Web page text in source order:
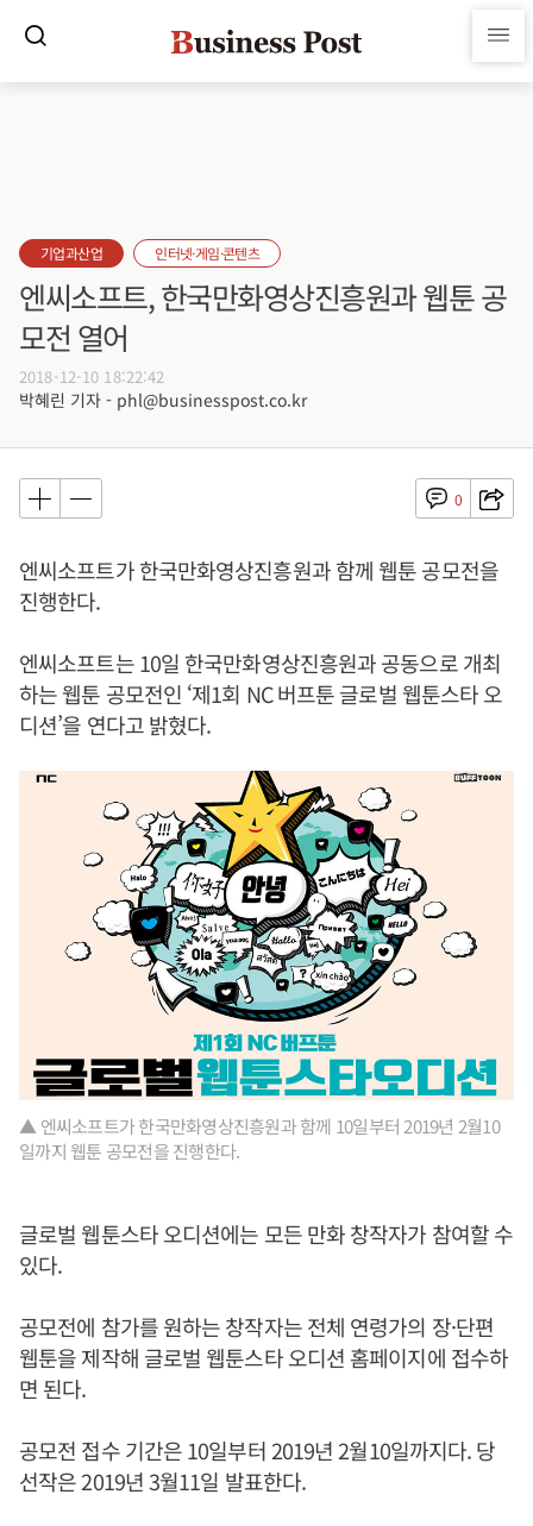
기업과산업 인터넷·게임·콘텐츠
엔씨소프트, 한국만화영상진흥원과 웹툰 공
모전 열어
2018-12-10 18:22:42
박혜린 기자 - phl@businesspost.co.kr
0
엔씨소프트가 한국만화영상진흥원과 함께 웹툰 공모전을
진행한다.
엔씨소프트는 10일 한국만화영상진흥원과 공동으로 개최
하는 웹툰 공모전인 ‘제1회 NC 버프툰 글로벌 웹툰스타 오
디션’을 연다고 밝혔다.
▲ 엔씨소프트가 한국만화영상진흥원과 함께 10일부터 2019년 2월10
일까지 웹툰 공모전을 진행한다.
글로벌 웹툰스타 오디션에는 모든 만화 창작자가 참여할 수
있다.
공모전에 참가를 원하는 창작자는 전체 연령가의 장·단편
웹툰을 제작해 글로벌 웹툰스타 오디션 홈페이지에 접수하
면 된다.
공모전 접수 기간은 10일부터 2019년 2월10일까지다. 당
선작은 2019년 3월11일 발표한다.